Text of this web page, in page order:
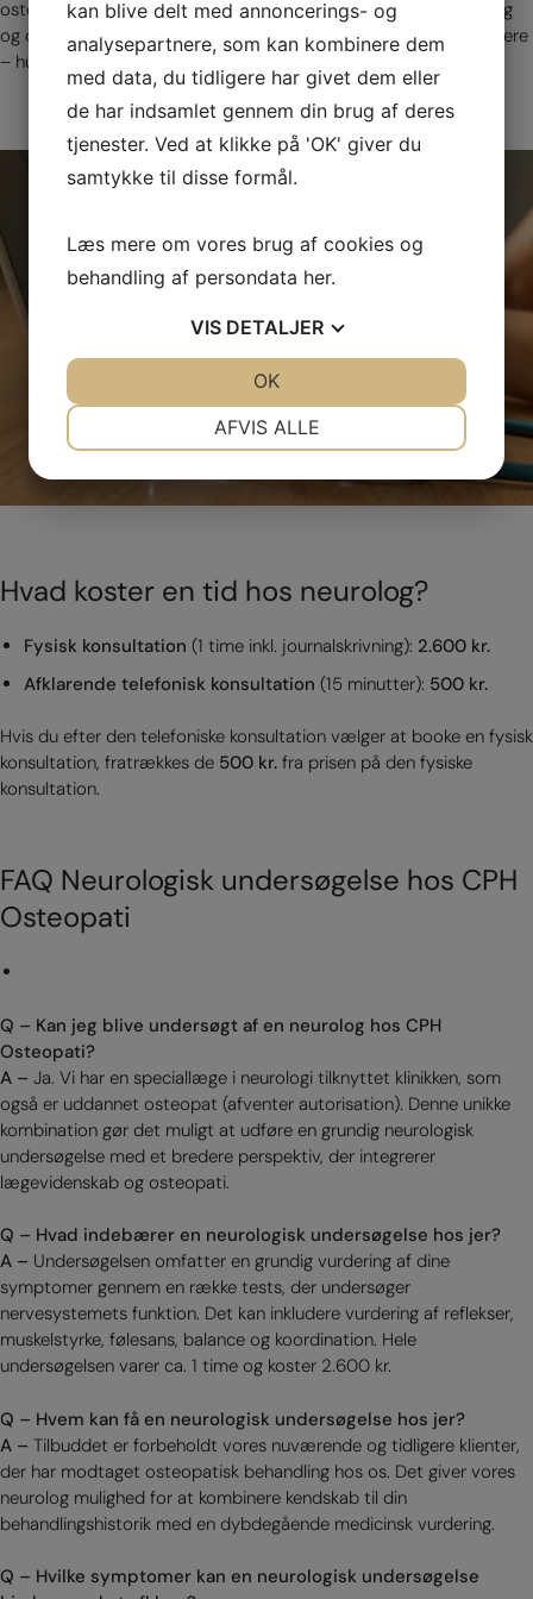
osteopati for at sikre dig en grundig, helhedsorienteret udredning
og den bedst mulige behandling. Vi ser frem til at hjælpe dig videre
– hurtigt, professionelt og med omtanke.
Hvad koster en tid hos neurolog?
Fysisk konsultation (1 time inkl. journalskrivning): 2.600 kr.
Afklarende telefonisk konsultation (15 minutter): 500 kr.
Hvis du efter den telefoniske konsultation vælger at booke en fysisk
konsultation, fratrækkes de 500 kr. fra prisen på den fysiske
konsultation.
FAQ Neurologisk undersøgelse hos CPH
Osteopati
Q – Kan jeg blive undersøgt af en neurolog hos CPH
Osteopati?
A – Ja. Vi har en speciallæge i neurologi tilknyttet klinikken, som
også er uddannet osteopat (afventer autorisation). Denne unikke
kombination gør det muligt at udføre en grundig neurologisk
undersøgelse med et bredere perspektiv, der integrerer
lægevidenskab og osteopati.
Q – Hvad indebærer en neurologisk undersøgelse hos jer?
A – Undersøgelsen omfatter en grundig vurdering af dine
symptomer gennem en række tests, der undersøger
nervesystemets funktion. Det kan inkludere vurdering af reflekser,
muskelstyrke, følesans, balance og koordination. Hele
undersøgelsen varer ca. 1 time og koster 2.600 kr.
Q – Hvem kan få en neurologisk undersøgelse hos jer?
A – Tilbuddet er forbeholdt vores nuværende og tidligere klienter,
der har modtaget osteopatisk behandling hos os. Det giver vores
neurolog mulighed for at kombinere kendskab til din
behandlingshistorik med en dybdegående medicinsk vurdering.
Q – Hvilke symptomer kan en neurologisk undersøgelse
kan blive delt med annoncerings- og
analysepartnere, som kan kombinere dem
med data, du tidligere har givet dem eller
de har indsamlet gennem din brug af deres
tjenester. Ved at klikke på 'OK' giver du
samtykke til disse formål.
Læs mere om vores brug af cookies og
behandling af persondata her.
VIS DETALJER
AFVIS ALLE
OK